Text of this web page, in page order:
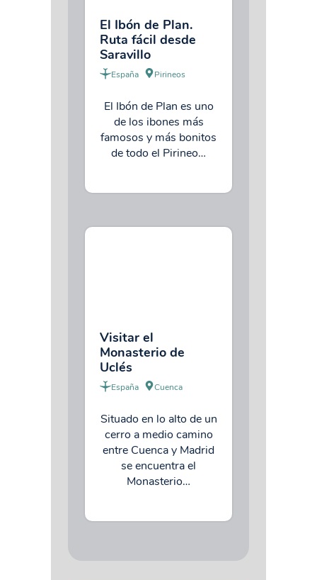
El Ibón de Plan.
Ruta fácil desde
Saravillo
España Pirineos
El Ibón de Plan es uno
de los ibones más
famosos y más bonitos
de todo el Pirineo…
Visitar el
Monasterio de
Uclés
España Cuenca
Situado en lo alto de un
cerro a medio camino
entre Cuenca y Madrid
se encuentra el
Monasterio…